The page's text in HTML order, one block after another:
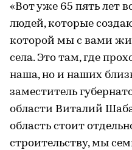
«Вот уже 65 пять лет
людей, которые
которой мы с вами
села. Это там, где
наша, но и наших
заместитель
области Виталий
область стоит
строительству, мы